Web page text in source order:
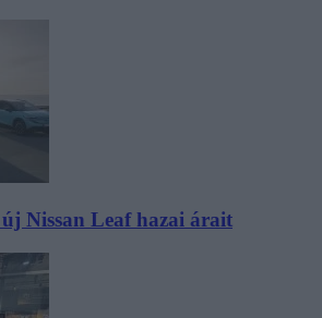
Nissan Leaf hazai árait